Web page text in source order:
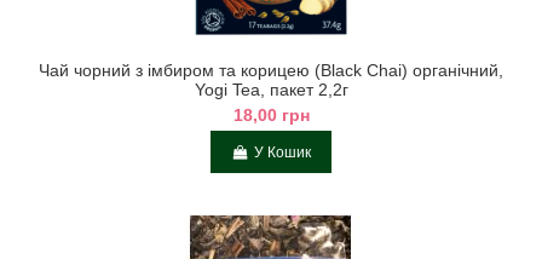
Чай чорний з імбиром та корицею (Black Chai) органічний,
Yogi Tea, пакет 2,2г
18,00 грн
У Кошик